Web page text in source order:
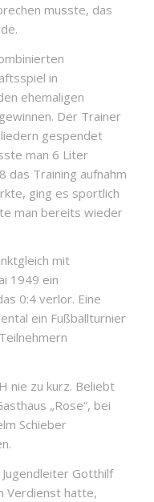
musste, das
in
ehemaligen
Der Trainer
gespendet
man 6 Liter
das Training aufnahm
ging es sportlich
man bereits wieder
mit
1949 ein
0:4 verlor. Eine
ein Fußballturnier
nie zu kurz. Beliebt
„Rose“, bei
Schieber
Gotthilf
Verdienst hatte,